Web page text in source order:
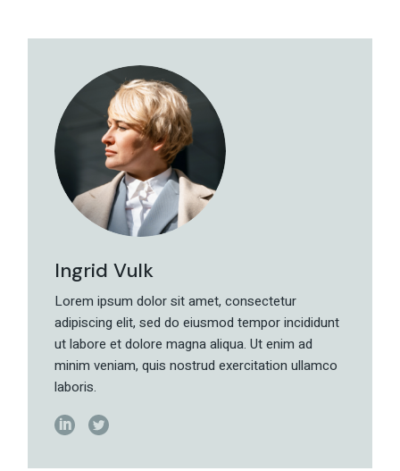
Ingrid Vulk
Lorem ipsum dolor sit amet, consectetur
adipiscing elit, sed do eiusmod tempor incididunt
ut labore et dolore magna aliqua. Ut enim ad
minim veniam, quis nostrud exercitation ullamco
laboris.